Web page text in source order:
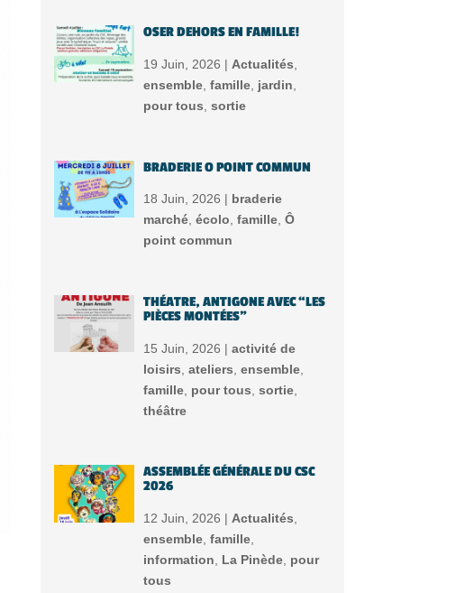
OSER DEHORS EN FAMILLE!
19 Juin, 2026 | Actualités
ensemble, famille, jardin
pour tous sortie
BRADERIE O POINT COMMUN
18 Juin, 2026 | braderie
marché, écolo famille, Ô
point commun
THÉATRE, ANTIGONE AVEC “LES
PIÈCES MONTÉES”
15 Juin, 2026 | activité de
loisirs ateliers ensemble,
famille, pour tous sortie,
théâtre
ASSEMBLÉE GÉNÉRALE DU CSC
2026
12 Juin, 2026 | Actualités
ensemble, famille,
information
La Pinède, pour
tous